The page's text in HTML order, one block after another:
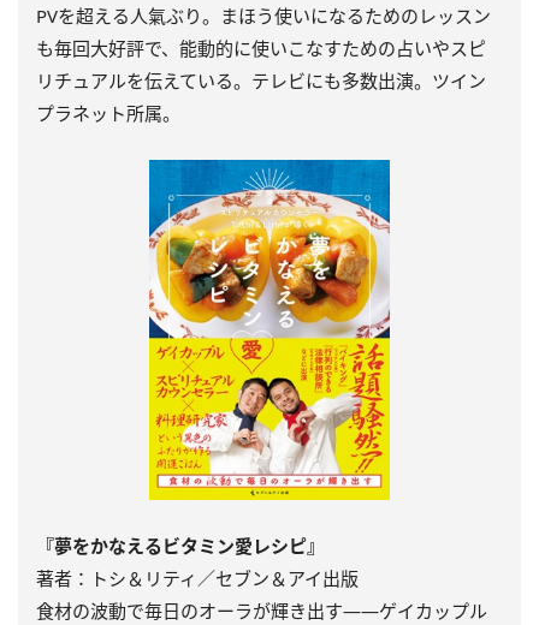
PVを超える人氣ぶり。まほう使いになるためのレッスン
も毎回大好評で、能動的に使いこなすための占いやスピ
リチュアルを伝えている。テレビにも多数出演。ツイン
プラネット所属。
『夢をかなえるビタミン愛レシピ』
著者：トシ＆リティ／セブン＆アイ出版
食材の波動で毎日のオーラが輝き出す――ゲイカップル